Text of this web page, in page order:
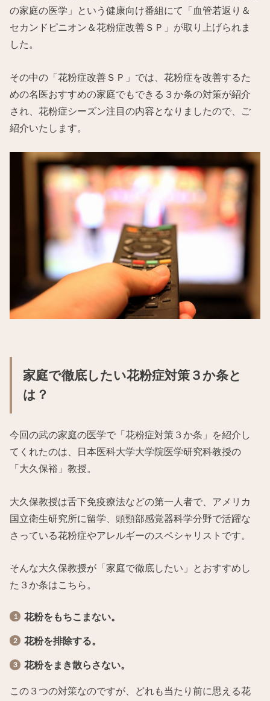
の家庭の医学」という健康向け番組にて「血管若返り＆
セカンドピニオン＆花粉症改善ＳＰ」が取り上げられま
した。
その中の「花粉症改善ＳＰ」では、花粉症を改善するた
めの名医おすすめの家庭でもできる３か条の対策が紹介
され、花粉症シーズン注目の内容となりましたので、ご
紹介いたします。
家庭で徹底したい花粉症対策３か条と
は？
今回の武の家庭の医学で「花粉症対策３か条」を紹介し
てくれたのは、日本医科大学大学院医学研究科教授の
「大久保裕」教授。
大久保教授は舌下免疫療法などの第一人者で、アメリカ
国立衛生研究所に留学、頭頸部感覚器科学分野で活躍な
さっている花粉症やアレルギーのスペシャリストです。
そんな大久保教授が「家庭で徹底したい」とおすすめし
た３か条はこちら。
花粉をもちこまない。
花粉を排除する。
花粉をまき散らさない。
この３つの対策なのですが、どれも当たり前に思える花